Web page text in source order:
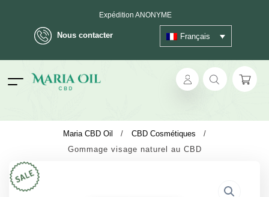
Nous contacter
Expédition ANONYME
Français
Maria CBD Oil / CBD Cosmétiques
/
Gommage visage naturel au CBD